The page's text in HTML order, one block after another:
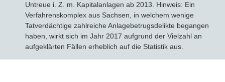
Untreue i. Z. m. Kapitalanlagen ab 2013. Hinweis: Ein
Verfahrenskomplex aus Sachsen, in welchem wenige
Tatverdächtige zahlreiche Anlagebetrugsdelikte begangen
haben, wirkt sich im Jahr 2017 aufgrund der Vielzahl an
aufgeklärten Fällen erheblich auf die Statistik aus.